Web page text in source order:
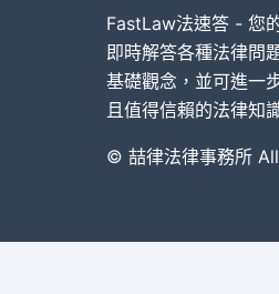
刑事
其他
FastLaw法速答 - 您
即時解答各種法律問
基礎觀念，並可進一
且值得信賴的法律知
© 喆律法律事務所